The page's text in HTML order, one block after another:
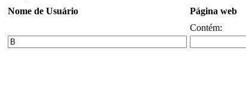
Nome de Usuário
Página web
Contém: